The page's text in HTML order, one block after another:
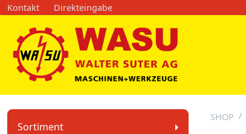
Kontakt Direkteingabe
Sortiment
SHOP